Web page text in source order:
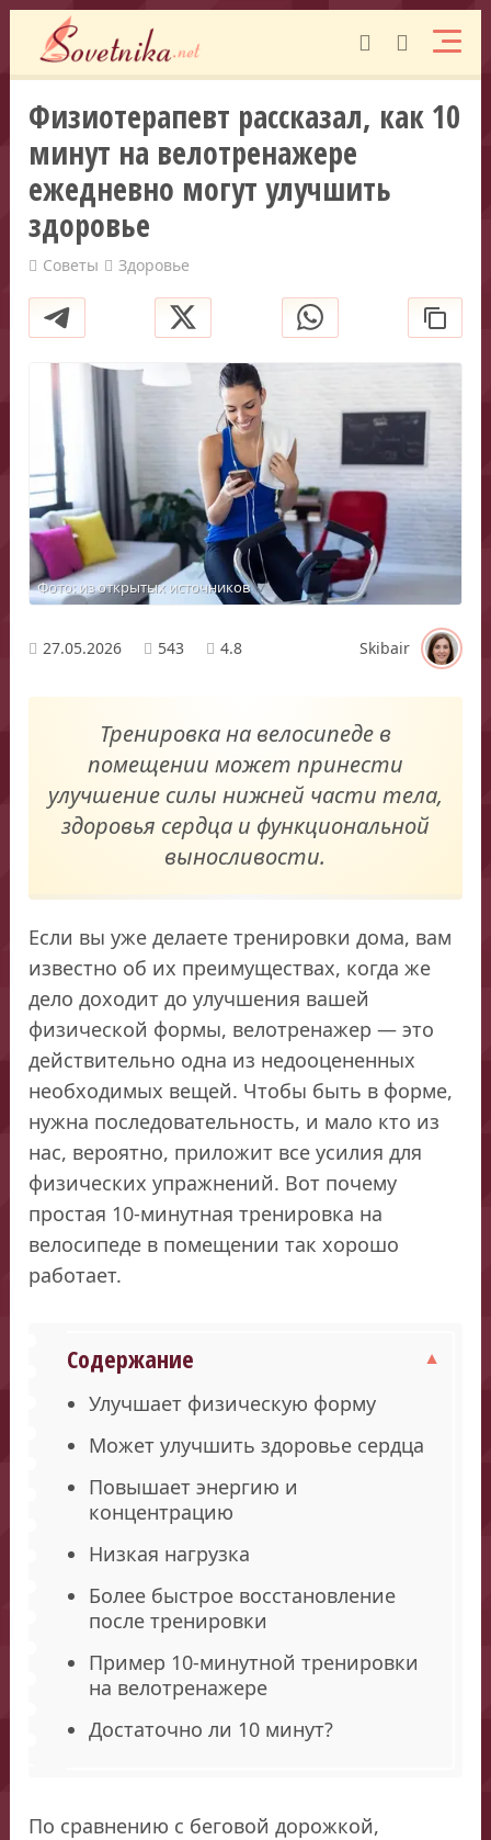
Физиотерапевт рассказал, как 10
минут на велотренажере
ежедневно могут улучшить
здоровье
Советы Здоровье
Фото: из открытых источников
27.05.2026 543 4.8 Skibair
Тренировка на велосипеде в
помещении может принести
улучшение силы нижней части тела,
здоровья сердца и функциональной
выносливости.
Если вы уже делаете тренировки дома, вам
известно об их преимуществах, когда же
дело доходит до улучшения вашей
физической формы, велотренажер — это
действительно одна из недооцененных
необходимых вещей. Чтобы быть в форме,
нужна последовательность, и мало кто из
нас, вероятно, приложит все усилия для
физических упражнений. Вот почему
простая 10-минутная тренировка на
велосипеде в помещении так хорошо
работает.
Содержание
Улучшает физическую форму
Может улучшить здоровье сердца
Повышает энергию и
концентрацию
Низкая нагрузка
Более быстрое восстановление
после тренировки
Пример 10-минутной тренировки
на велотренажере
Достаточно ли 10 минут?
По сравнению с беговой дорожкой,